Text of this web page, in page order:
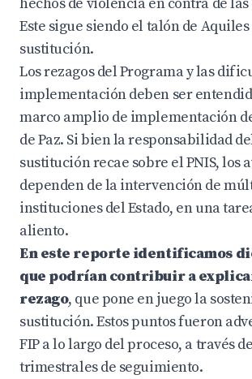
Este sigue siendo el talón de
sustitución.
Los rezagos del Programa y las
implementación deben ser
marco amplio de implementación
de Paz. Si bien la responsabilidad
sustitución recae sobre el PNIS, los
dependen de la intervención de
instituciones del Estado, en una
aliento.
En este reporte identificamos
que podrían contribuir a
rezago, que pone en juego la
sustitución. Estos puntos fueron
FIP a lo largo del proceso, a través
trimestrales de seguimiento.